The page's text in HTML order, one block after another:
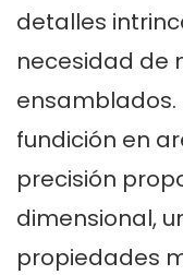
detalles
necesidad de
ensamblados.
fundición en
precisión
dimensional,
propiedades